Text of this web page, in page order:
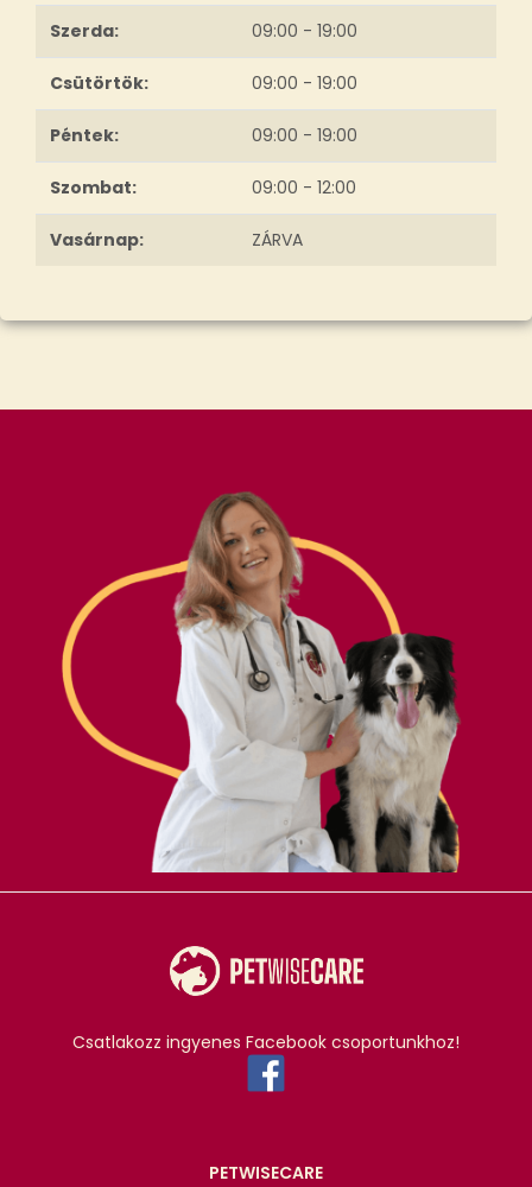
Szerda: 09:00 - 19:00
Csütörtök: 09:00 - 19:00
Péntek: 09:00 - 19:00
Szombat: 09:00 - 12:00
Vasárnap: ZÁRVA
Csatlakozz ingyenes Facebook csoportunkhoz!
PETWISECARE